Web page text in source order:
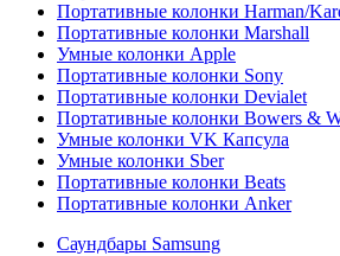
Портативные колонки Harman/
Портативные колонки Marshall
Умные колонки Apple
Портативные колонки Sony
Портативные колонки Devialet
Портативные колонки Bowers &
Умные колонки VK Капсула
Умные колонки Sber
Портативные колонки Beats
Портативные колонки Anker
Саундбары Samsung